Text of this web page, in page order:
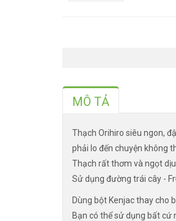
MÔ TẢ
Thạch Orihiro siêu ngon,
phải lo đến chuyện không
Thạch rất thơm và ngọt
Sử dụng đường trái cây -
Dùng bột Kenjac thay cho
Bạn có thể sử dụng bất cứ